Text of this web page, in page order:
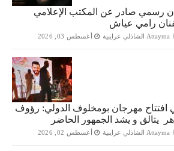
رسمي صادر عن المكتب الإعلامي
رامي عياش
Attayma الشاذلي عرايبية أغسطس 03, 2026
افتتاح مهرجان بومخلوف الدولي: رؤوف
يتالق و يشد الجمهور الحاضر
Attayma الشاذلي عرايبية أغسطس 02, 2026